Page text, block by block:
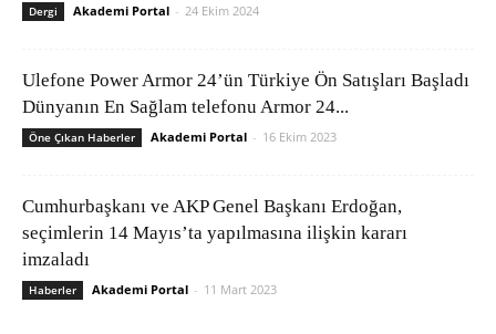
Dergi Akademi Portal - 24 Ekim 2024
Ulefone Power Armor 24’ün Türkiye Ön Satışları Başladı
Dünyanın En Sağlam telefonu Armor 24...
Öne Çıkan Haberler Akademi Portal - 16 Ekim 2023
Cumhurbaşkanı ve AKP Genel Başkanı Erdoğan,
seçimlerin 14 Mayıs’ta yapılmasına ilişkin kararı
imzaladı
Haberler Akademi Portal - 11 Mart 2023